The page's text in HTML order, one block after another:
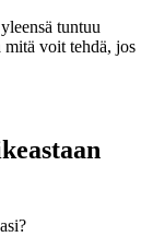
tuntuu
mitä voit tehdä, jos